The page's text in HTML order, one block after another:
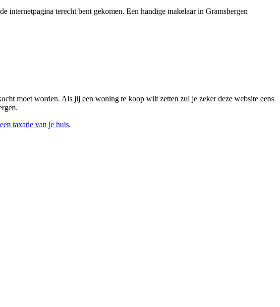
internetpagina terecht bent gekomen. Een handige makelaar in Gramsbergen
moet worden. Als jij een woning te koop wilt zetten zul je zeker deze website eens
een taxatie van je huis.